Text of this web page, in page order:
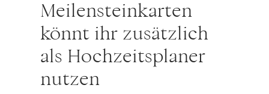
Meilensteinkarten
könnt ihr zusätzlich
als Hochzeitsplaner
nutzen